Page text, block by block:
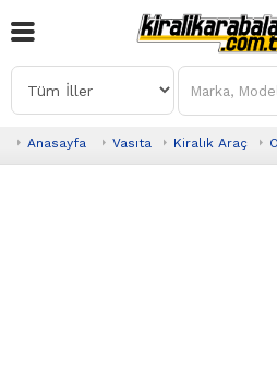
Anasayfa Vasıta Kiralık Araç